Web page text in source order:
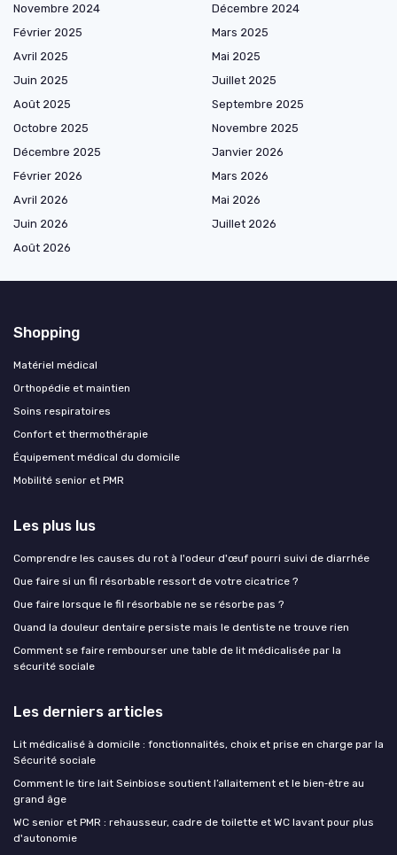
Novembre 2024
Décembre 2024
Février 2025
Mars 2025
Avril 2025
Mai 2025
Juin 2025
Juillet 2025
Août 2025
Septembre 2025
Octobre 2025
Novembre 2025
Décembre 2025
Janvier 2026
Février 2026
Mars 2026
Avril 2026
Mai 2026
Juin 2026
Juillet 2026
Août 2026
Shopping
Matériel médical
Orthopédie et maintien
Soins respiratoires
Confort et thermothérapie
Équipement médical du domicile
Mobilité senior et PMR
Les plus lus
Comprendre les causes du rot à l'odeur d'œuf pourri suivi de diarrhée
Que faire si un fil résorbable ressort de votre cicatrice ?
Que faire lorsque le fil résorbable ne se résorbe pas ?
Quand la douleur dentaire persiste mais le dentiste ne trouve rien
Comment se faire rembourser une table de lit médicalisée par la
sécurité sociale
Les derniers articles
Lit médicalisé à domicile : fonctionnalités, choix et prise en charge par la
Sécurité sociale
Comment le tire lait Seinbiose soutient l’allaitement et le bien‑être au
grand âge
WC senior et PMR : rehausseur, cadre de toilette et WC lavant pour plus
d'autonomie